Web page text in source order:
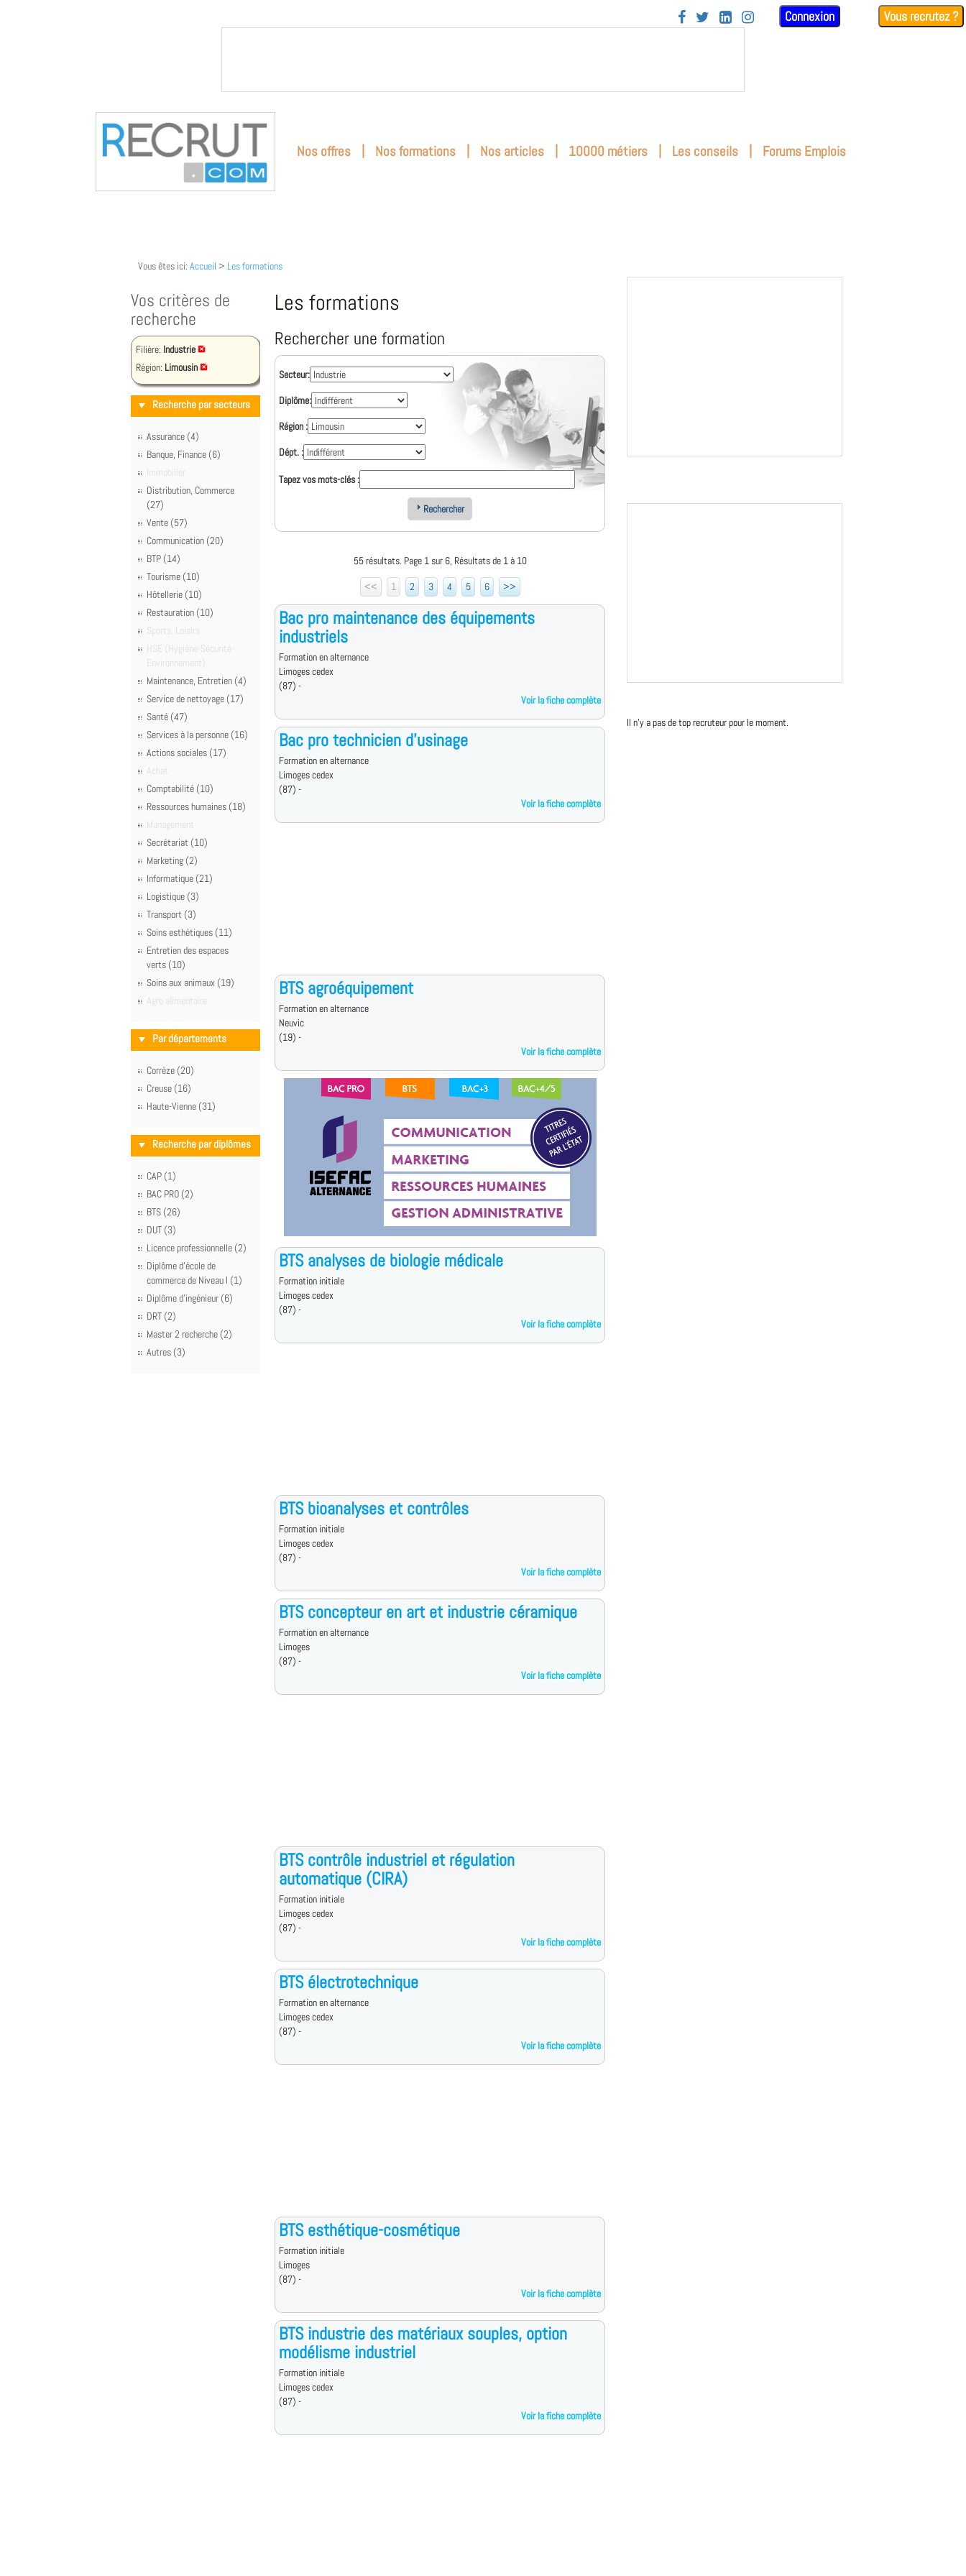
    Connexion Vous recrutez ?
Nos offres | Nos formations | Nos articles | 10000 métiers | Les conseils | Forums Emplois
Vous êtes ici: Accueil > Les formations
Vos critères de
recherche
Filière: Industrie
Région: Limousin
Recherche par secteurs
Assurance (4)
Banque, Finance (6)
Immobilier
Distribution, Commerce
(27)
Vente (57)
Communication (20)
BTP (14)
Tourisme (10)
Hôtellerie (10)
Restauration (10)
Sports, Loisirs
HSE (Hygiène-Sécurité-
Environnement)
Maintenance, Entretien (4)
Service de nettoyage (17)
Santé (47)
Services à la personne (16)
Actions sociales (17)
Achat
Comptabilité (10)
Ressources humaines (18)
Management
Secrétariat (10)
Marketing (2)
Informatique (21)
Logistique (3)
Transport (3)
Soins esthétiques (11)
Entretien des espaces
verts (10)
Soins aux animaux (19)
Agro alimentaire
Par départements
Corrèze (20)
Creuse (16)
Haute-Vienne (31)
Recherche par diplômes
CAP (1)
BAC PRO (2)
BTS (26)
DUT (3)
Licence professionnelle (2)
Diplôme d'école de
commerce de Niveau I (1)
Diplôme d'ingénieur (6)
DRT (2)
Master 2 recherche (2)
Autres (3)
Les formations
Rechercher une formation
Secteur:
Diplôme:
Région :
Dépt. :
Tapez vos mots-clés :
Rechercher
55 résultats. Page 1 sur 6, Résultats de 1 à 10
<<
1 2 3 4 5 6 >>
Bac pro maintenance des équipements
industriels
Formation en alternance
Limoges cedex
(87) -
Voir la fiche complète
Bac pro technicien d'usinage
Formation en alternance
Limoges cedex
(87) -
Voir la fiche complète
BTS agroéquipement
Formation en alternance
Neuvic
(19) -
Voir la fiche complète
BTS analyses de biologie médicale
Formation initiale
Limoges cedex
(87) -
Voir la fiche complète
BTS bioanalyses et contrôles
Formation initiale
Limoges cedex
(87) -
Voir la fiche complète
BTS concepteur en art et industrie céramique
Formation en alternance
Limoges
(87) -
Voir la fiche complète
BTS contrôle industriel et régulation
automatique (CIRA)
Formation initiale
Limoges cedex
(87) -
Voir la fiche complète
BTS électrotechnique
Formation en alternance
Limoges cedex
(87) -
Voir la fiche complète
BTS esthétique-cosmétique
Formation initiale
Limoges
(87) -
Voir la fiche complète
BTS industrie des matériaux souples, option
modélisme industriel
Formation initiale
Limoges cedex
(87) -
Voir la fiche complète
Il n'y a pas de top recruteur pour le moment.